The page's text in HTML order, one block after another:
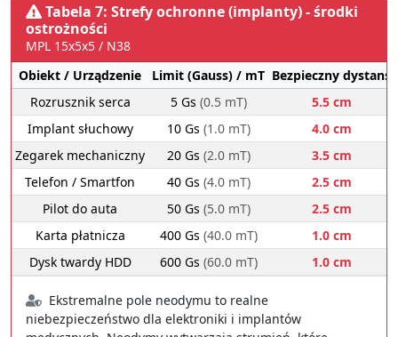
Tabela 7: Strefy ochronne (implanty) - środki
ostrożności
MPL 15x5x5 / N38
Obiekt / Urządzenie
Limit (Gauss) / mT Bezpieczny dystans
Rozrusznik serca
5 Gs (0.5 mT)
5.5 cm
Implant słuchowy
10 Gs (1.0 mT)
4.0 cm
Zegarek mechaniczny
20 Gs (2.0 mT)
3.5 cm
Telefon / Smartfon
40 Gs (4.0 mT)
2.5 cm
Pilot do auta
50 Gs (5.0 mT)
2.5 cm
Karta płatnicza
400 Gs (40.0 mT)
1.0 cm
Dysk twardy HDD
600 Gs (60.0 mT) 1.0 cm
Ekstremalne pole neodymu to realne
niebezpieczeństwo dla elektroniki i implantów